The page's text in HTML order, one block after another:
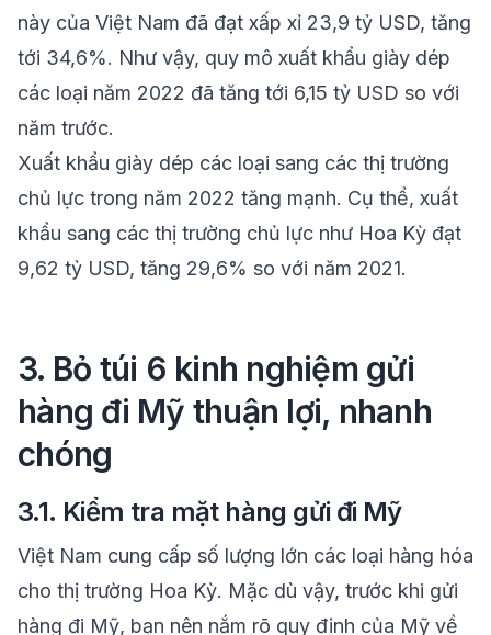
này của Việt Nam đã đạt xấp xỉ 23,9 tỷ USD, tăng
tới 34,6%. Như vậy, quy mô xuất khẩu giày dép
các loại năm 2022 đã tăng tới 6,15 tỷ USD so với
năm trước.
Xuất khẩu giày dép các loại sang các thị trường
chủ lực trong năm 2022 tăng mạnh. Cụ thể, xuất
khẩu sang các thị trường chủ lực như Hoa Kỳ đạt
9,62 tỷ USD, tăng 29,6% so với năm 2021.
3. Bỏ túi 6 kinh nghiệm gửi
hàng đi Mỹ thuận lợi, nhanh
chóng
3.1. Kiểm tra mặt hàng gửi đi Mỹ
Việt Nam cung cấp số lượng lớn các loại hàng hóa
cho thị trường Hoa Kỳ. Mặc dù vậy, trước khi gửi
hàng đi Mỹ, bạn nên nắm rõ quy định của Mỹ về